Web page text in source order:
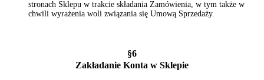
stronach Sklepu w trakcie składania Zamówienia, w tym także w
chwili wyrażenia woli związania się Umową Sprzedaży.
§6
Zakładanie Konta w Sklepie